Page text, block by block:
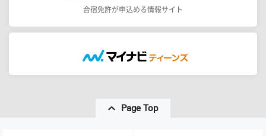
合宿免許が申込める情報サイト
Page Top